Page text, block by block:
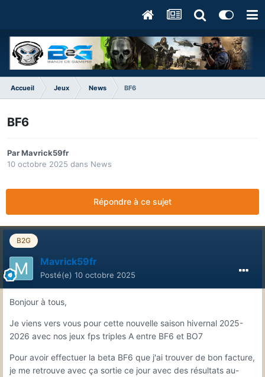
Accueil Jeux News BF6
BF6
ParMavrick59fr
10 octobre 2025 dans News
Répondre à ce sujet
B2G
Mavrick59fr
Posté(e) 10 octobre 2025
Bonjour à tous,
Je viens vers vous pour cette nouvelle saison hivernal 2025-
2026 avec nos jeux fps triples A entre BF6 et BO7
Pour avoir effectuer la beta BF6 que j'ai trouver de bon facture,
je me retrouve avec ça sortie ce jour avec des résultats au-